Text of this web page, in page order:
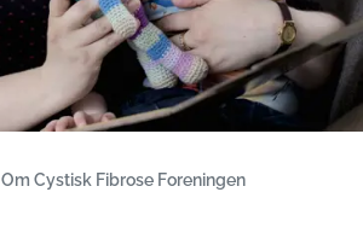
Om Cystisk Fibrose Foreningen